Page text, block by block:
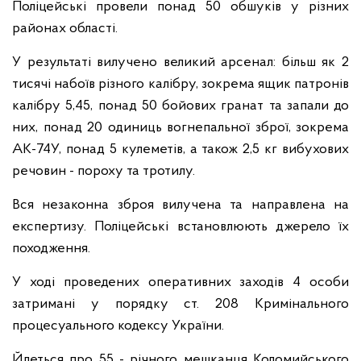
Поліцейські провели понад 50 обшуків у різних
районах області.
У результаті вилучено великий арсенал: більш як 2
тисячі набоїв різного калібру, зокрема ящик патронів
калібру 5,45, понад 50 бойових гранат та запали до
них, понад 20 одиниць вогнепальної зброї, зокрема
АК-74У, понад 5 кулеметів, а також 2,5 кг вибухових
речовин - пороху та тротилу.
Вся незаконна зброя вилучена та направлена на
експертизу. Поліцейські встановлюють джерело їх
походження.
У ході проведених оперативних заходів 4 особи
затримані у порядку ст. 208 Кримінального
процесуального кодексу України.